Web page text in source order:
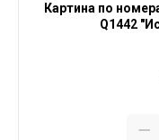
Картина по
Q1442